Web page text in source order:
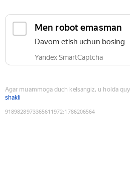
Men robot emasman
Davom etish uchun bosing
Yandex SmartCaptcha
Agar muammoga duch kelsangiz, u holda
shakli
9189828973365611972:1786206564